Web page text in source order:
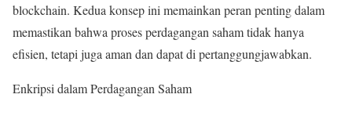
blockchain. Kedua konsep ini memainkan peran penting dalam
memastikan bahwa proses perdagangan saham tidak hanya
efisien, tetapi juga aman dan dapat di pertanggungjawabkan.
Enkripsi dalam Perdagangan Saham